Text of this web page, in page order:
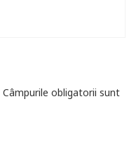
Câmpurile obligatorii sunt